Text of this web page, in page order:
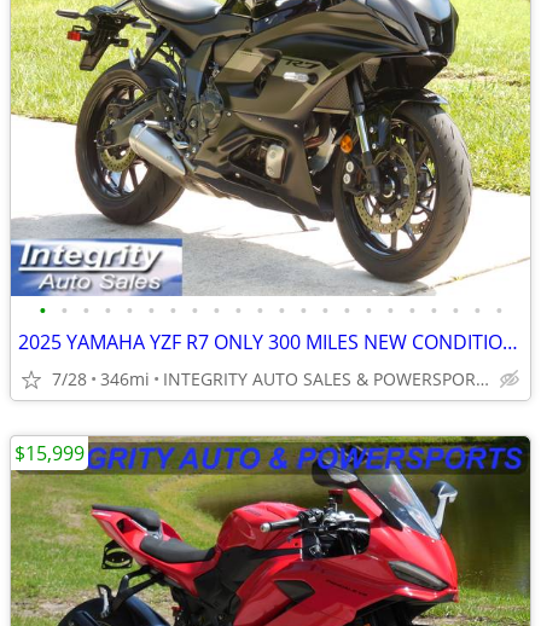
• • • • • • • • • • • • • • • • • • • • • •
2025 YAMAHA YZF R7 ONLY 300 MILES NEW CONDITION NO DEALER FEES
7/28 346mi INTEGRITY AUTO SALES & POWERSPORTS
$15,999